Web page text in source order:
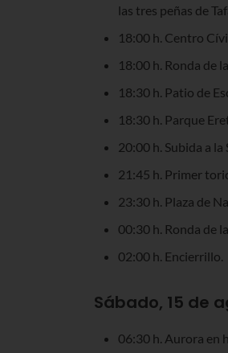
las tres peñas de
18:00 h. Centro
18:00 h. Ronda de
18:30 h. Patio de
18:30 h. Parque
20:00 h. Subida a la
21:45 h. Primer
23:30 h. Plaza de
00:30 h. Ronda de
02:00 h. Encierrillo.
Sábado, 15 de
06:30 h. Aurora en